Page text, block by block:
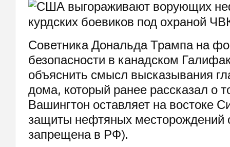
Советника Дональда Трампа на
безопасности в канадском
объяснить смысл высказывания
дома, который ранее рассказал о
Вашингтон оставляет на востоке
защиты нефтяных
запрещена в РФ).